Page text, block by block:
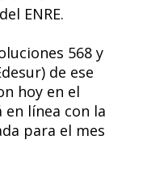
ENRE.
568 y
de ese
hoy en el
en línea con la
para el mes